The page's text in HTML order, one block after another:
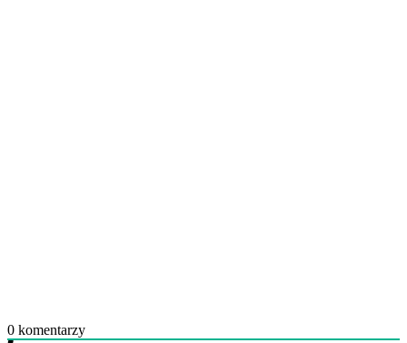
0 komentarzy